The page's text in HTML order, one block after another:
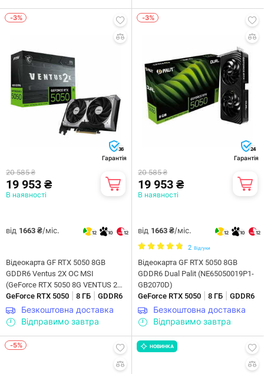
-3%
36
Гарантія
20 585 ₴
19 953 ₴
В наявності
від 1663 ₴/міс. 12 10 12
Відеокарта GF RTX 5050 8GB
GDDR6 Ventus 2X OC MSI
(GeForce RTX 5050 8G VENTUS 2X
OC)
GeForce RTX 5050 8 ГБ GDDR6
Безкоштовна доставка
Відправимо завтра
-3%
24
Гарантія
20 585 ₴
19 953 ₴
В наявності
від 1663 ₴/міс. 12 10 12
2 Відгуки
Відеокарта GF RTX 5050 8GB
GDDR6 Dual Palit (NE65050019P1-
GB2070D)
GeForce RTX 5050
8 ГБ GDDR6
Безкоштовна доставка
Відправимо завтра
-5% НОВИНКА